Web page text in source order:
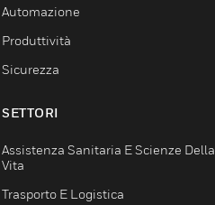
Automazione
Produttività
Sicurezza
SETTORI
Assistenza Sanitaria E Scienze Della
Vita
Trasporto E Logistica